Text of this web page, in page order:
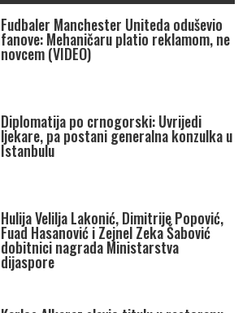
Fudbaler Manchester Uniteda oduševio
fanove: Mehaničaru platio reklamom, ne
novcem (VIDEO)
Diplomatija po crnogorski: Uvrijedi
ljekare, pa postani generalna konzulka u
Istanbulu
Hulija Velilja Lakonić, Dimitrije Popović,
Fuad Hasanović i Zejnel Zeka Šabović
dobitnici nagrada Ministarstva
dijaspore